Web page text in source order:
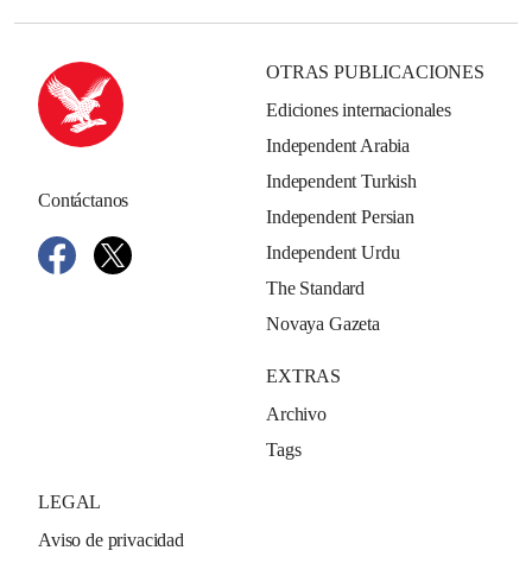
Contáctanos
OTRAS PUBLICACIONES
Ediciones internacionales
Independent Arabia
Independent Turkish
Independent Persian
Independent Urdu
The Standard
Novaya Gazeta
EXTRAS
Archivo
Tags
LEGAL
Aviso de privacidad